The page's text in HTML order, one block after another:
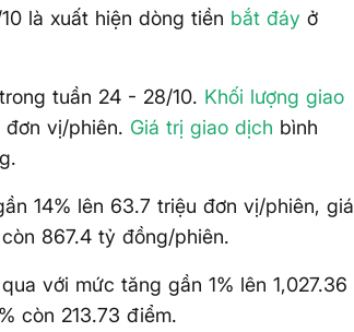
là xuất hiện dòng tiền bắt đáy ở
tuần 24 - 28/10. Khối lượng giao
vị/phiên. Giá trị giao dịch bình
14% lên 63.7 triệu đơn vị/phiên, giá
867.4 tỷ đồng/phiên.
với mức tăng gần 1% lên 1,027.36
còn 213.73 điểm.